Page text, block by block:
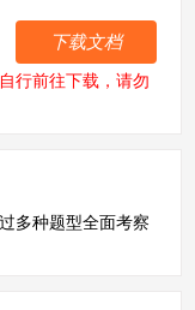
行前往下载，请勿
下载文档
多种题型全面考察